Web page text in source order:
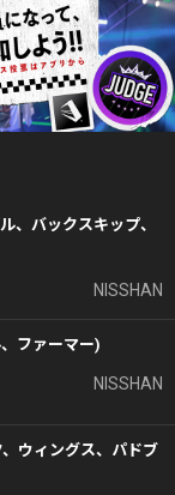
、バックスキップ、
NISSHAN
ファーマー)
NISSHAN
ウィングス、パドブ